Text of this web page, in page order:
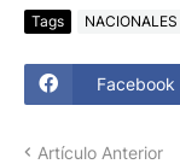
Tags NACIONALES
Facebook
Artículo Anterior